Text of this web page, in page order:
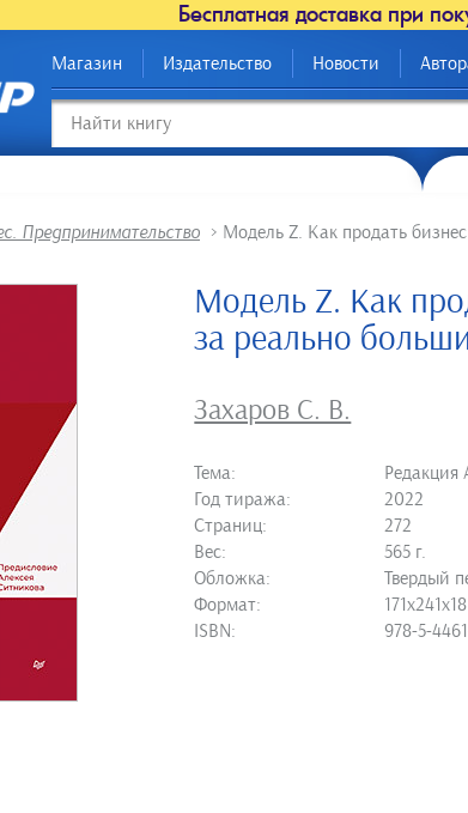
Бесплатная доставка при
Магазин Издательство Новости
Предпринимательство > Модель Z. Как продать
Модель Z. Как
за реально
Захаров С. В.
Тема:
Редакция
Год тиража:
2022
Страниц:
272
Вес:
565 г.
Обложка:
Твердый
Формат:
ISBN:
978-5-